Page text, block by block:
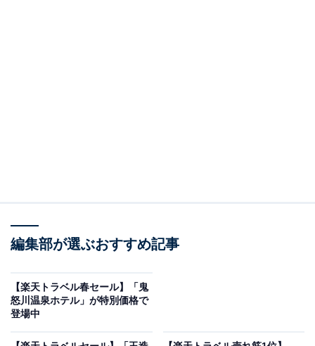
「原鶴温泉 原鶴の舞」は現在特別価格で宿泊可能です。
楽天トラベルでホテルを見る
編集部が選ぶおすすめ記事
【楽天トラベル春セール】「鬼
怒川温泉ホテル」が特別価格で
登場中